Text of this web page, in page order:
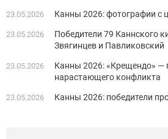
23.05.2026 Канны 2026: фотографии с
23.05.2026
Победители 79 Каннского
Звягинцев и Павликовский
23.05.2026
Канны 2026: «Крещендо» —
нарастающего конфликта
23.05.2026 Канны 2026: победители